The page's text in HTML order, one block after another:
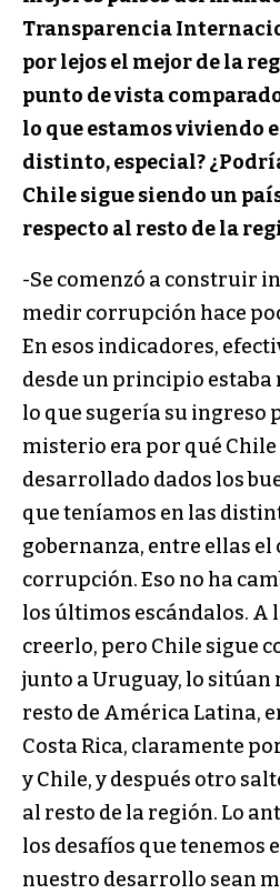
Transparencia
por lejos el mejor de la
punto de vista
lo que estamos viviendo
distinto, especial?
Chile sigue siendo un
respecto al resto de la
-Se comenzó a construir
medir corrupción hace
En esos indicadores,
desde un principio estaba
lo que sugería su ingreso
misterio era por qué Chile
desarrollado dados los
que teníamos en las
gobernanza, entre ellas el
corrupción. Eso no ha
los últimos escándalos. A
creerlo, pero Chile sigue
junto a Uruguay, lo sitúan
resto de América Latina,
Costa Rica, claramente
y Chile, y después otro
al resto de la región. Lo
los desafíos que tenemos
nuestro desarrollo sean